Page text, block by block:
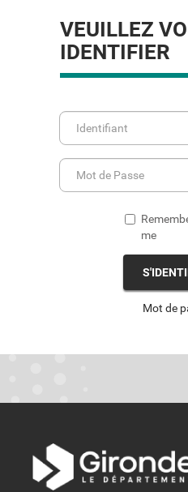
VEUILLEZ
IDENTIFIER
me
Mot de